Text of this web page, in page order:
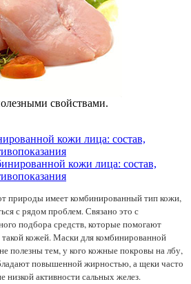
свойствами.
кожи лица: состав,
природы имеет комбинированный тип кожи,
с рядом проблем. Связано это с
подбора средств, которые помогают
такой кожей. Маски для комбинированной
полезны тем, у кого кожные покровы на лбу,
повышенной жирностью, а щеки часто
активности сальных желез.